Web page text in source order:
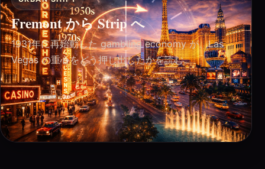
Fremont から Strip へ
1931年に再始動した gambling economy が、Las
Vegas の重心をどう押し出したかを読む。